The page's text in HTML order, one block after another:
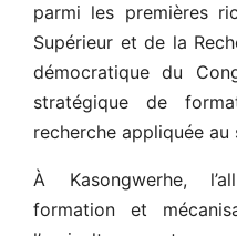
parmi les premières
Supérieur et de la
démocratique du
stratégique de
recherche appliquée
À Kasongwerhe,
formation et